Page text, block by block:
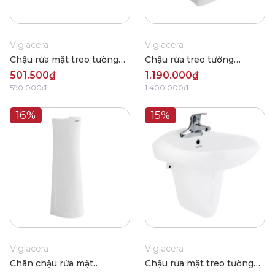
Viglacera
Chậu rửa mặt treo tường
Viglacera VTL3
501.500₫
590.000₫
Viglacera
Chậu rửa treo tường
Viglacera CD58
1.190.000₫
1.400.000₫
16%
Viglacera
Chân chậu rửa mặt
15%
Viglacera
Chậu rửa mặt treo tường